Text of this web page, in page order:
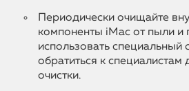
Периодически очищайте
компоненты iMac от пыли и
использовать специальный
обратиться к специалистам
очистки.